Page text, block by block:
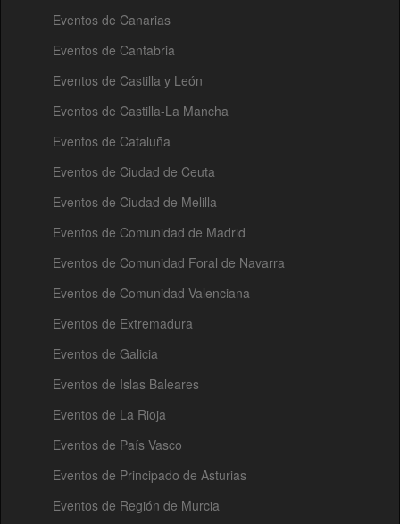
Eventos de Canarias
Eventos de Cantabria
Eventos de Castilla y León
Eventos de Castilla-La Mancha
Eventos de Cataluña
Eventos de Ciudad de Ceuta
Eventos de Ciudad de Melilla
Eventos de Comunidad de Madrid
Eventos de Comunidad Foral de Navarra
Eventos de Comunidad Valenciana
Eventos de Extremadura
Eventos de Galicia
Eventos de Islas Baleares
Eventos de La Rioja
Eventos de País Vasco
Eventos de Principado de Asturias
Eventos de Región de Murcia